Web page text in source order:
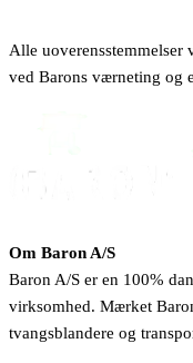
Alle uoverensstemmelser
ved Barons værneting og
Om Baron A/S
Baron A/S er en 100%
virksomhed. Mærket
tvangsblandere og